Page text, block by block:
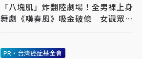
「八塊肌」炸翻陸劇場！全男裸上身
舞劇《嘆春風》吸金破億 女觀眾狂
喊：終於懂武則天
PR・台灣癌症基金會